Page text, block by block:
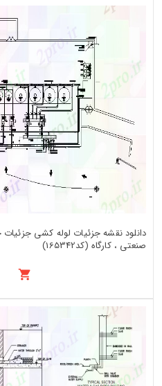
دانلود نقشه جزئیات لوله کشی
صنعتی ، کارگاه (کد165342)